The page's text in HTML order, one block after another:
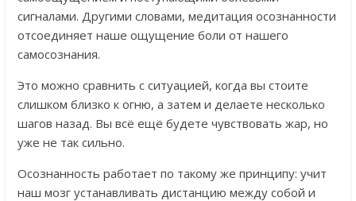
сигналами. Другими словами, медитация осознанности
отсоединяет наше ощущение боли от нашего
самосознания.
Это можно сравнить с ситуацией, когда вы стоите
слишком близко к огню, а затем и делаете несколько
шагов назад. Вы всё ещё будете чувствовать жар, но
уже не так сильно.
Осознанность работает по такому же принципу: учит
наш мозг устанавливать дистанцию между собой и